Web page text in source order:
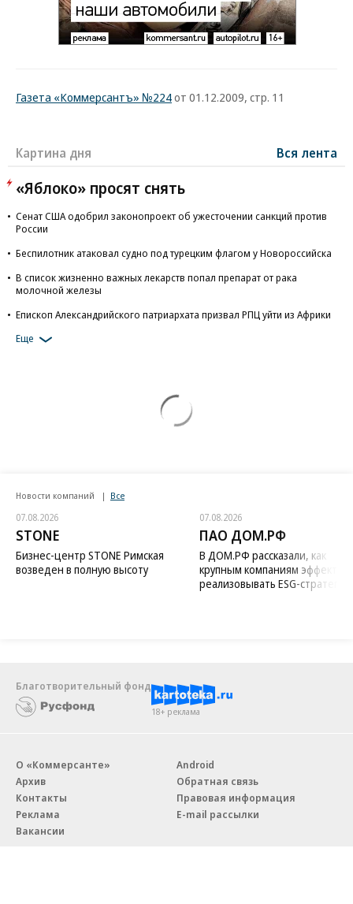
Газета «Коммерсантъ» №224от 01.12.2009, стр. 11
Картина дня Вся лента
«Яблоко» просят снять
Сенат США одобрил законопроект об ужесточении санкций против
России
Беспилотник атаковал судно под турецким флагом у Новороссийска
В список жизненно важных лекарств попал препарат от рака
молочной железы
Епископ Александрийского патриархата призвал РПЦ уйти из Африки
Еще
Новости компаний Все
07.08.2026
STONE
Бизнес-центр STONE Римская
возведен в полную высоту
07.08.2026
ПАО ДОМ.РФ
В ДОМ.РФ рассказали, как
крупным компаниям
реализовывать ESG-стратегию
Благотворительный фонд
18+ реклама
О «Коммерсанте»
Архив
Контакты
Реклама
Вакансии
Android
Обратная связь
Правовая информация
E-mail рассылки